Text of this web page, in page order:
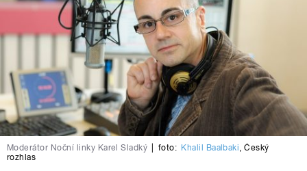
Moderátor Noční linky Karel Sladký foto: Khalil Baalbaki,Český
rozhlas